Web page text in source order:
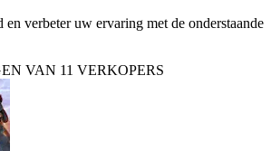
verbeter uw ervaring met de onderstaande
VAN 11 VERKOPERS